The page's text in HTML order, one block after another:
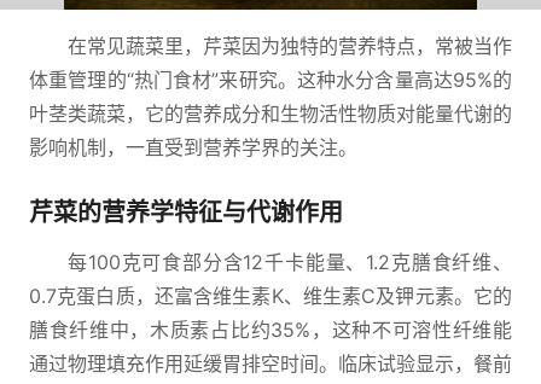
在常见蔬菜里，芹菜因为独特的营养特点，常被当作
体重管理的“热门食材”来研究。这种水分含量高达95%的
叶茎类蔬菜，它的营养成分和生物活性物质对能量代谢的
影响机制，一直受到营养学界的关注。
芹菜的营养学特征与代谢作用
每100克可食部分含12千卡能量、1.2克膳食纤维、
0.7克蛋白质，还富含维生素K、维生素C及钾元素。它的
膳食纤维中，木质素占比约35%，这种不可溶性纤维能
通过物理填充作用延缓胃排空时间。临床试验显示，餐前